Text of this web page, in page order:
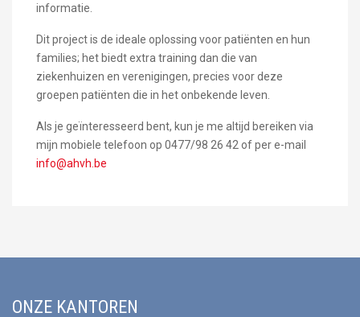
informatie.
Dit project is de ideale oplossing voor patiënten en hun
families; het biedt extra training dan die van
ziekenhuizen en verenigingen, precies voor deze
groepen patiënten die in het onbekende leven.
Als je geïnteresseerd bent, kun je me altijd bereiken via
mijn mobiele telefoon op 0477/98 26 42 of per e-mail
info@ahvh.be
ONZE KANTOREN